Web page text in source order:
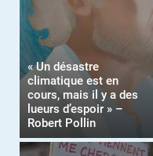
« Un désastre
climatique est en
cours, mais il y a des
lueurs d’espoir » –
Robert Pollin